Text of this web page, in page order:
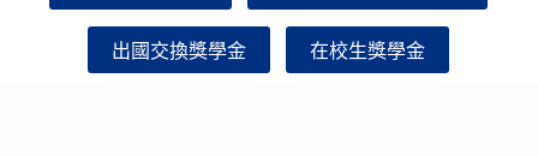
出國交換獎學金 在校生獎學金